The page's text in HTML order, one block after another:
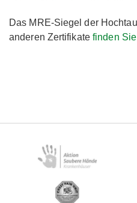
Das MRE-Siegel der
anderen Zertifikate finden